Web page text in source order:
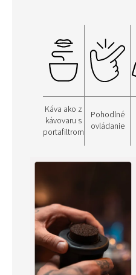
Káva ako z
kávovaru s
portafiltrom
Pohodlné
ovládanie